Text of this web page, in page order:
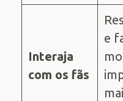
Interaja
com os fãs
e